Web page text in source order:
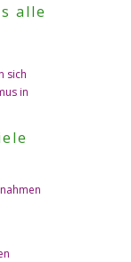
alle
sich
in